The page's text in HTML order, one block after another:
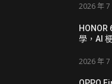
2026 年 7
學，AI
2026 年 7